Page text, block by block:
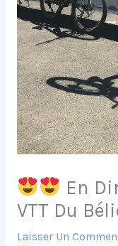
En
VTT Du
Laisser Un